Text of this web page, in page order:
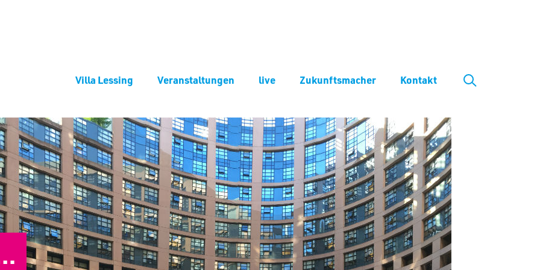
Villa Lessing Veranstaltungen live Zukunftsmacher Kontakt